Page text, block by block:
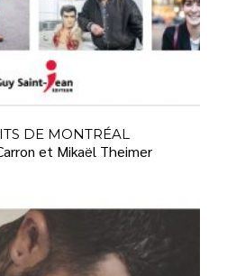
DE MONTRÉAL
et Mikaël Theimer